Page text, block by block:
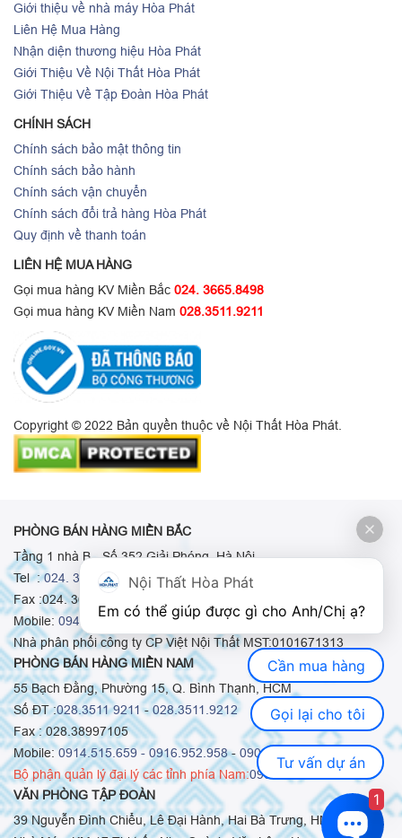
Giới thiệu về nhà máy Hòa Phát
Liên Hệ Mua Hàng
Nhận diện thương hiệu Hòa Phát
Giới Thiệu Về Nội Thất Hòa Phát
Giới Thiệu Về Tập Đoàn Hòa Phát
CHÍNH SÁCH
Chính sách bảo mật thông tin
Chính sách bảo hành
Chính sách vận chuyển
Chính sách đổi trả hàng Hòa Phát
Quy định về thanh toán
LIÊN HỆ MUA HÀNG
Gọi mua hàng KV Miền Bắc 024. 3665.8498
Gọi mua hàng KV Miền Nam 028.3511.9211
Copyright © 2022 Bản quyền thuộc về Nội Thất Hòa Phát.
PHÒNG BÁN HÀNG MIỀN BẮC
Tầng 1 nhà B - Số 352 Giải Phóng, Hà Nội
Tel :024. 3665 8498-024. 3665 8966-024. 3665 8993
Fax :024. 3664.9379
Mobile: 0948.511.555- 0973.375.668- 0942.155.688
Nhà phân phối công ty CP Việt Nội Thất MST:0101671313
PHÒNG BÁN HÀNG MIỀN NAM
55 Bạch Đằng, Phường 15, Q. Bình Thạnh, HCM
Số ĐT :028.3511 9211-028.3511.9212
Fax : 028.38997105
Mobile:0914.515.659 -0916.952.958- 0903.331.921
Bộ phận quản lý đại lý các tỉnh phía Nam:0903.331.921
VĂN PHÒNG TẬP ĐOÀN
39 Nguyễn Đình Chiểu, Lê Đại Hành, Hai Bà Trưng, HN
Nội Thất Hòa Phát
Cần mua hàng
Gọi lại cho tôi
Tư vấn dự án
1